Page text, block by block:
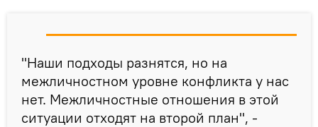
"Наши подходы разнятся, но на
межличностном уровне конфликта у нас
нет. Межличностные отношения в этой
ситуации отходят на второй план", -